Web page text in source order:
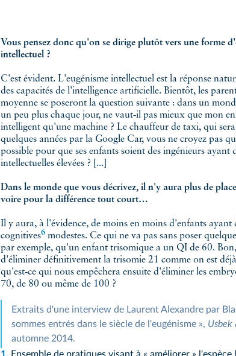
Vous pensez donc qu'on se dirige plutôt vers une forme
intellectuel ?
C'est évident. L'eugénisme intellectuel est la réponse
des capacités de l'intelligence artificielle. Bientôt, les parents de la
moyenne se poseront la question suivante : dans un
un peu plus chaque jour, ne vaut‑il pas mieux que mon
intelligent qu'une machine ? Le chauffeur de taxi, qui sera
quelques années par la Google Car, vous ne croyez pas qu'il
possible pour que ses enfants soient des ingénieurs ayant
intellectuelles élevées ? [...]
Dans le monde que vous décrivez, il n'y aura plus de place pour les
voire pour la différence tout court…
Il y aura, à l'évidence, de moins en moins d'enfants ayant
cognitives6 modestes. Ce qui ne va pas sans poser quelques
par exemple, qu'un enfant trisomique a un QI de 60.
d'éliminer définitivement la trisomie 21 comme on est déjà en
qu'est‑ce qui nous empêchera ensuite d'éliminer les embryons
70, de 80 ou même de 100 ?
Extraits d'une interview de Laurent Alexandre par
sommes entrés dans le siècle de l'eugénisme », Usbek
automne 2014.